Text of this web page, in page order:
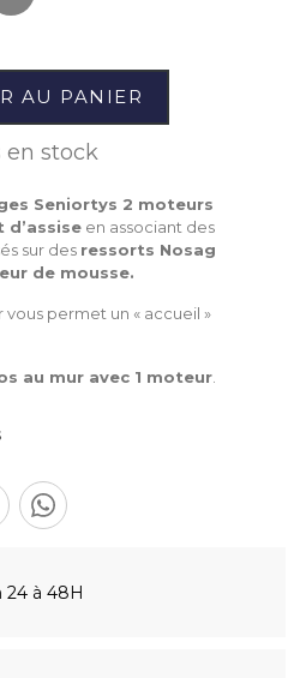
AU PANIER
en stock
Seniortys 2 moteurs
en associant des
sur des ressorts Nosag
de mousse.
vous permet un « accueil »
au mur avec 1 moteur.
24 à 48H